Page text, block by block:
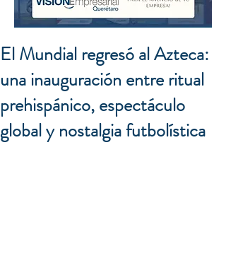
El Mundial regresó al Azteca:
una inauguración entre ritual
prehispánico, espectáculo
global y nostalgia futbolística